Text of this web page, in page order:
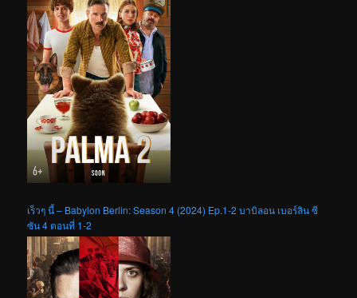
เร็วๆ นี้ – Babylon Berlin: Season 4 (2024) Ep.1-2 บาบิลอน เบอร์ลิน ซี
ซัน 4 ตอนที่ 1-2